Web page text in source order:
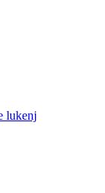
lukenj